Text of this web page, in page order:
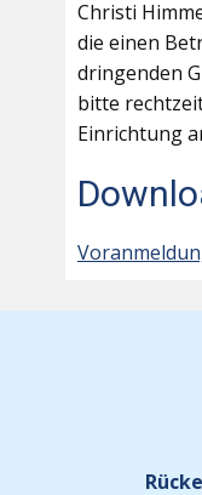
Christi
die einen
dringenden
bitte
Einrichtung